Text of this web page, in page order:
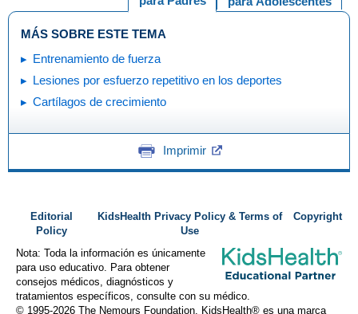
MÁS SOBRE ESTE TEMA
Entrenamiento de fuerza
Lesiones por esfuerzo repetitivo en los deportes
Cartílagos de crecimiento
Imprimir
Editorial
Policy
KidsHealth Privacy Policy & Terms of
Use
Copyright
Nota: Toda la información es únicamente
para uso educativo. Para obtener
consejos médicos, diagnósticos y
tratamientos específicos, consulte con su médico.
© 1995-2026 The Nemours Foundation. KidsHealth® es una marca